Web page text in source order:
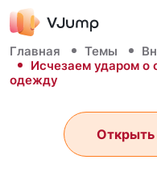
Главная Темы
Исчезаем ударом о
одежду
Открыть